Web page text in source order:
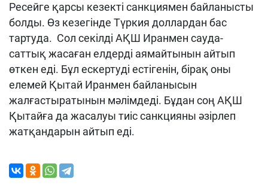
Ресейге қарсы кезекті санкциямен байланысты
болды. Өз кезегінде Түркия доллардан бас
тартуда. Сол секілді АҚШ Иранмен сауда-
саттық жасаған елдерді аямайтынын айтып
өткен еді. Бұл ескертуді естігенін, бірақ оны
елемей Қытай Иранмен байланысын
жалғастыратынын мәлімдеді. Бұдан соң АҚШ
Қытайға да жасалуы тиіс санкцияны әзірлеп
жатқандарын айтып еді.